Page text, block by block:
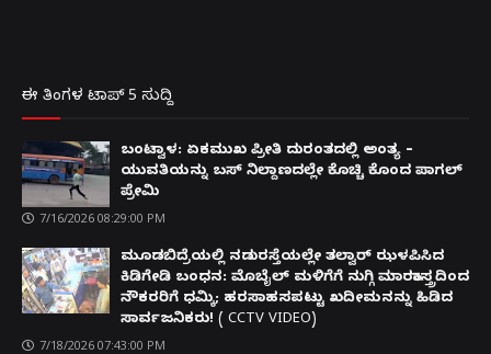
ಈ ತಿಂಗಳ ಟಾಪ್ 5 ಸುದ್ದಿ
ಬಂಟ್ವಾಳ: ಏಕಮುಖ ಪ್ರೀತಿ ದುರಂತದಲ್ಲಿ ಅಂತ್ಯ –
ಯುವತಿಯನ್ನು ಬಸ್ ನಿಲ್ದಾಣದಲ್ಲೇ ಕೊಚ್ಚಿ ಕೊಂದ ಪಾಗಲ್
ಪ್ರೇಮಿ
7/16/2026 08:29:00 PM
ಮೂಡಬಿದ್ರೆಯಲ್ಲಿ ನಡುರಸ್ತೆಯಲ್ಲೇ ತಲ್ವಾರ್ ಝಳಪಿಸಿದ
ಕಿಡಿಗೇಡಿ ಬಂಧನ: ಮೊಬೈಲ್ ಮಳಿಗೆಗೆ ನುಗ್ಗಿ ಮಾರಕಾಸ್ತ್ರದಿಂದ
ನೌಕರರಿಗೆ ಧಮ್ಕಿ; ಹರಸಾಹಸಪಟ್ಟು ಖದೀಮನನ್ನು ಹಿಡಿದ
ಸಾರ್ವಜನಿಕರು! ( CCTV VIDEO)
7/18/2026 07:43:00 PM